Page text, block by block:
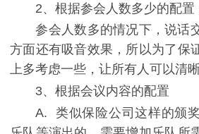
2、根据参会人数多少的配置
参会人数多的情况下，说话
方面还有吸音效果，所以为了保
上多考虑一些，让所有人可以清晰
3、根据会议内容的配置
A. 类似保险公司这样的颁